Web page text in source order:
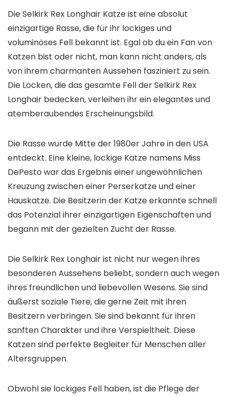
Die Selkirk Rex Longhair Katze ist eine absolut
einzigartige Rasse, die für ihr lockiges und
voluminöses Fell bekannt ist. Egal ob du ein Fan von
Katzen bist oder nicht, man kann nicht anders, als
von ihrem charmanten Aussehen fasziniert zu sein.
Die Locken, die das gesamte Fell der Selkirk Rex
Longhair bedecken, verleihen ihr ein elegantes und
atemberaubendes Erscheinungsbild.
Die Rasse wurde Mitte der 1980er Jahre in den USA
entdeckt. Eine kleine, lockige Katze namens Miss
DePesto war das Ergebnis einer ungewöhnlichen
Kreuzung zwischen einer Perserkatze und einer
Hauskatze. Die Besitzerin der Katze erkannte schnell
das Potenzial ihrer einzigartigen Eigenschaften und
begann mit der gezielten Zucht der Rasse.
Die Selkirk Rex Longhair ist nicht nur wegen ihres
besonderen Aussehens beliebt, sondern auch wegen
ihres freundlichen und liebevollen Wesens. Sie sind
äußerst soziale Tiere, die gerne Zeit mit ihren
Besitzern verbringen. Sie sind bekannt für ihren
sanften Charakter und ihre Verspieltheit. Diese
Katzen sind perfekte Begleiter für Menschen aller
Altersgruppen.
Obwohl sie lockiges Fell haben, ist die Pflege der